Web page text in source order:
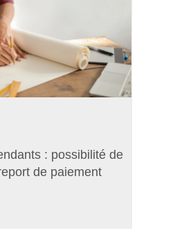
: possibilité de
de paiement